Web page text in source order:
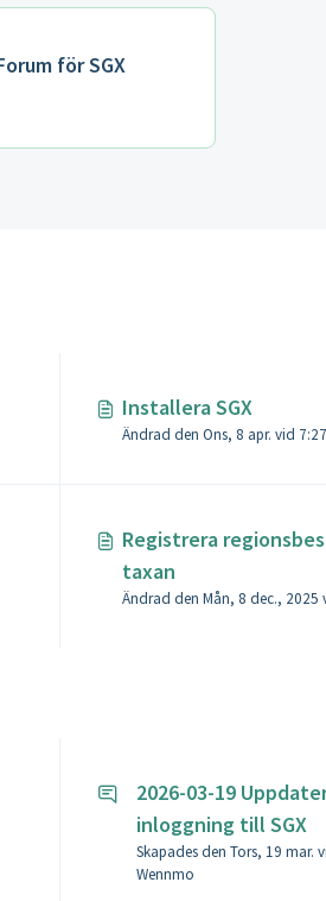
för SGX
Installera SGX
Ändrad den
Registrera
taxan
2026-03-19
inloggning till SGX
Skapades den Tors, 19 mar.
Wennmo